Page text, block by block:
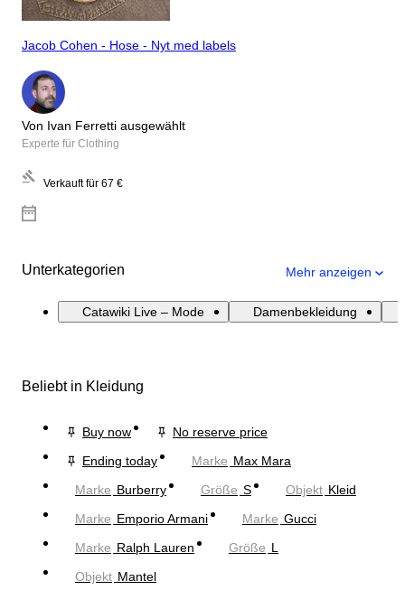
Jacob Cohen - Hose - Nyt med labels
Von Ivan Ferretti ausgewählt
Experte für Clothing
Verkauft für 67 €
Unterkategorien Mehr anzeigen
Catawiki Live – Mode Damenbekleidung
Beliebt in Kleidung
Buy now
No reserve price
Ending today
Marke Max Mara
Marke Burberry Größe S Objekt Kleid
Marke Emporio Armani Marke Gucci
Marke Ralph Lauren Größe L
Objekt Mantel